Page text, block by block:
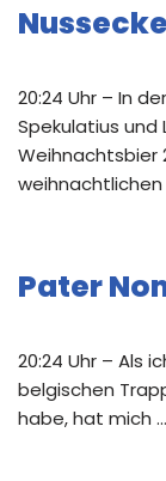
20:24 Uhr – In
Spekulatius und
Weihnachtsbier
weihnachtlichen
Pater
20:24 Uhr – Als
belgischen
habe, hat mich …